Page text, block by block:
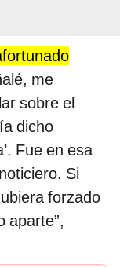
me
sobre el
dicho
Fue en esa
Si
forzado
aparte”,